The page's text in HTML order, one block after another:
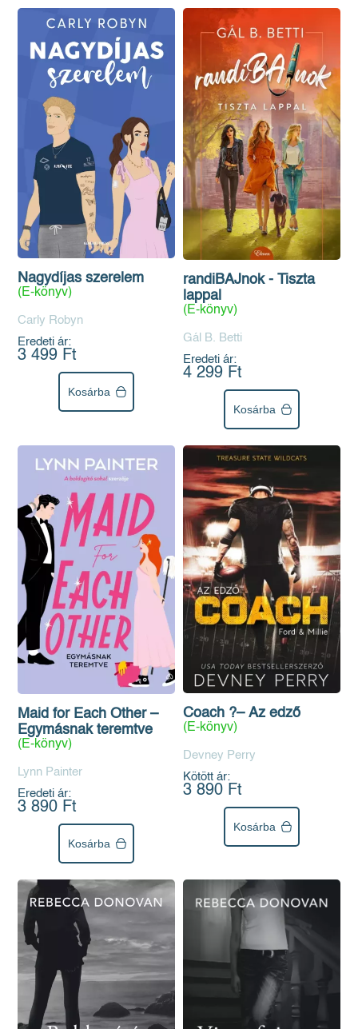
Nagydíjas szerelem
(E-könyv)
Carly Robyn
Eredeti ár:
3 499 Ft
Kosárba
randiBAJnok - Tiszta
lappal
(E-könyv)
Gál B. Betti
Eredeti ár:
4 299 Ft
Kosárba
Maid for Each Other –
Egymásnak teremtve
(E-könyv)
Lynn Painter
Eredeti ár:
3 890 Ft
Kosárba
Coach ?– Az edző
(E-könyv)
Devney Perry
Kötött ár:
3 890 Ft
Kosárba